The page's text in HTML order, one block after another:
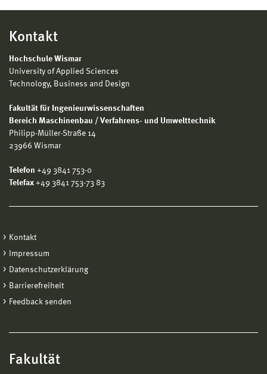
Kontakt
Hochschule Wismar
University of Applied Sciences
Technology, Business and Design
Fakultät für Ingenieurwissenschaften
Bereich Maschinenbau / Verfahrens- und Umwelttechnik
Philipp-Müller-Straße 14
23966 Wismar
Telefon +49 3841 753-0
Telefax +49 3841 753-73 83
Kontakt
Impressum
Datenschutzerklärung
Barrierefreiheit
Feedback senden
Fakultät